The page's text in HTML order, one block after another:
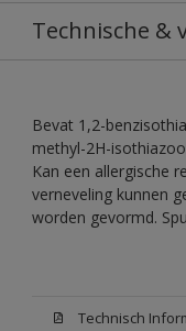
Technische &
Bevat 1,2-
methyl-2H-
Kan een allergische
verneveling kunnen
worden gevormd.